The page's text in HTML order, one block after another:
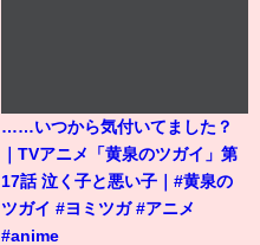
……いつから気付いてました？
｜TVアニメ「黄泉のツガイ」第
17話 泣く子と悪い子｜#黄泉の
ツガイ #ヨミツガ #アニメ
#anime